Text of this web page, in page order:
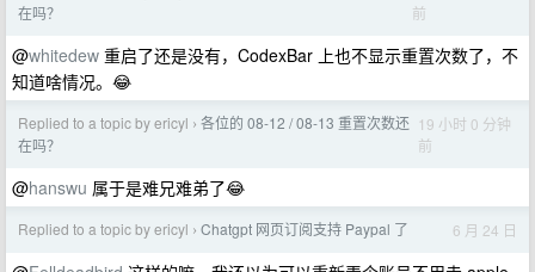
在吗？
前
@whitedew 重启了还是没有，CodexBar 上也不显示重置次数了，不
知道啥情况。😂
Replied to a topic by ericyl › 各位的 08-12 / 08-13 重置次数还
在吗？
19 小时 0 分钟
前
@hanswu 属于是难兄难弟了😂
Replied to a topic by ericyl › Chatgpt 网页订阅支持 Paypal 了 6 月 24 日